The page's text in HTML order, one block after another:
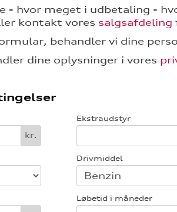
- hvor meget i udbetaling -
kontakt vores salgsafdeling
behandler vi dine
dine oplysninger i vores
kr.
Ekstraudstyr
Drivmiddel
Løbetid i måneder